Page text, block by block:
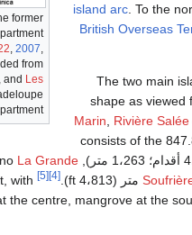
former
2007
from
, and Les
island arc . To the
British Overseas
The two main
shape as viewed
Marin
Rivière Salée
consists of the
La Grande
[4]
[5]
with
the centre, mangrove at the